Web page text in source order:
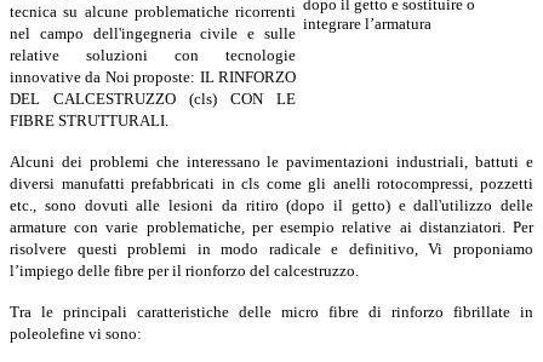
tecnica su alcune problematiche ricorrenti
nel campo dell'ingegneria civile e sulle
relative soluzioni con tecnologie
innovative da Noi proposte: IL RINFORZO
DEL CALCESTRUZZO (cls) CON LE
FIBRE STRUTTURALI.
Alcuni dei problemi che interessano le pavimentazioni industriali, battuti e
diversi manufatti prefabbricati in cls come gli anelli rotocompressi, pozzetti
etc., sono dovuti alle lesioni da ritiro (dopo il getto) e dall'utilizzo delle
armature con varie problematiche, per esempio relative ai distanziatori. Per
risolvere questi problemi in modo radicale e definitivo, Vi proponiamo
l’impiego delle fibre per il rionforzo del calcestruzzo.
Tra le principali caratteristiche delle micro fibre di rinforzo fibrillate in
poleolefine vi sono: